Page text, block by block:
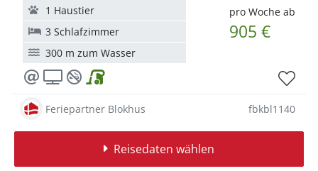
pro Woche ab
905 €
1 Haustier
3 Schlafzimmer
300 m zum Wasser
Feriepartner Blokhus fbkbl1140
Reisedaten wählen